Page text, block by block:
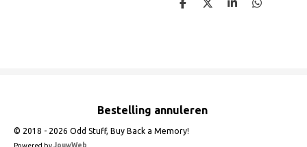
D
D
S
D
Bestelling annuleren
© 2018 - 2026 Odd Stuff, Buy Back a Memory!
Powered byJouwWeb